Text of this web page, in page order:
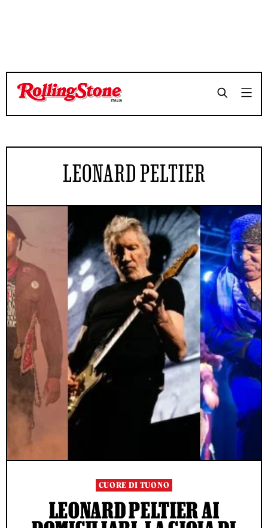
LEONARD PELTIER
CUORE DI TUONO
LEONARD PELTIER AI